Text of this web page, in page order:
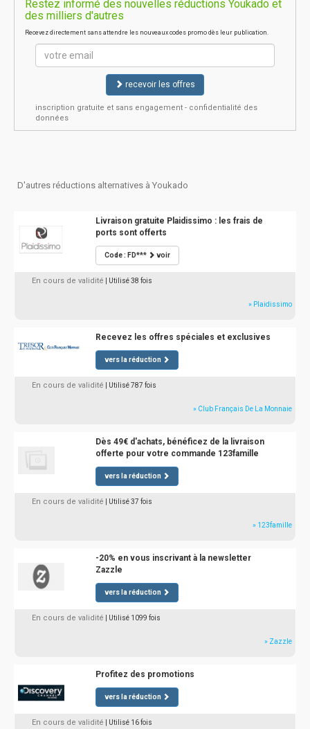
Restez informé des nouvelles réductions Youkado et
des milliers d'autres
Recevez directement sans attendre les nouveaux codes promo dès leur publication.
recevoir les offres
inscription gratuite et sans engagement - confidentialité des
données
D'autres réductions alternatives à Youkado
Livraison gratuite Plaidissimo : les frais de
ports sont offerts
Code : FD*** voir
En cours de validité | Utilisé 38 fois
» Plaidissimo
Recevez les offres spéciales et exclusives
vers la réduction
En cours de validité | Utilisé 787 fois
» Club Français De La Monnaie
Dès 49€ d'achats, bénéficez de la livraison
offerte pour votre commande 123famille
vers la réduction
En cours de validité | Utilisé 37 fois
» 123famille
-20% en vous inscrivant à la newsletter
Zazzle
vers la réduction
En cours de validité | Utilisé 1099 fois
» Zazzle
Profitez des promotions
vers la réduction
En cours de validité | Utilisé 16 fois